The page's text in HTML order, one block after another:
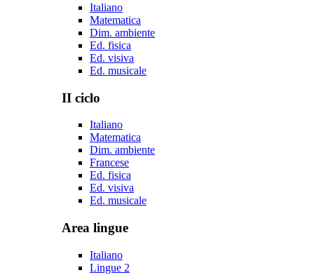
Italiano
Matematica
Dim. ambiente
Ed. fisica
Ed. visiva
Ed. musicale
II ciclo
Italiano
Matematica
Dim. ambiente
Francese
Ed. fisica
Ed. visiva
Ed. musicale
Area lingue
Italiano
Lingue 2